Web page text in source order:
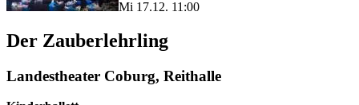
Mi 17.12. 11:00
Der Zauberlehrling
Landestheater Coburg, Reithalle